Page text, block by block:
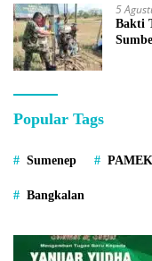
5
Bakti
Popular Tags
Sumenep
Bangkalan